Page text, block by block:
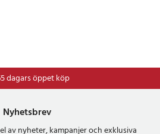
dagars öppet köp
⭐Frakt 49kr *
Nyhetsbrev
av nyheter, kampanjer och exklusiva